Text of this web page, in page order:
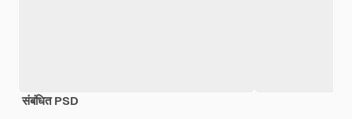
संबंधित PSD